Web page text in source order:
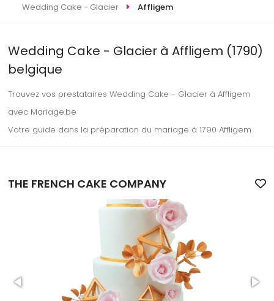
Wedding Cake - Glacier
Affligem
Wedding Cake - Glacier à Affligem (1790)
belgique
Trouvez vos prestataires Wedding Cake - Glacier à Affligem
avec Mariage.be
Votre guide dans la préparation du mariage à 1790 Affligem
THE FRENCH CAKE COMPANY